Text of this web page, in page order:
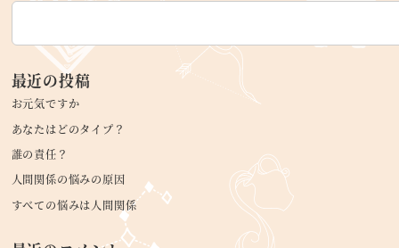
最近の投稿
お元気ですか
あなたはどのタイプ？
誰の責任？
人間関係の悩みの原因
すべての悩みは人間関係